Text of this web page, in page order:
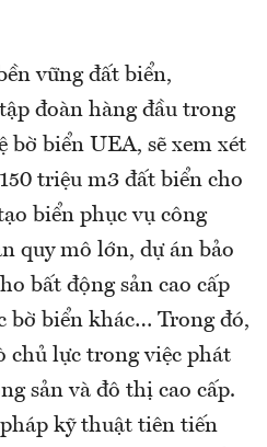
vững đất biển,
đoàn hàng đầu trong
bờ biển UEA, sẽ xem xét
triệu m3 đất biển cho
biển phục vụ công
quy mô lớn, dự án bảo
bất động sản cao cấp
bờ biển khác… Trong đó,
chủ lực trong việc phát
sản và đô thị cao cấp.
kỹ thuật tiên tiến